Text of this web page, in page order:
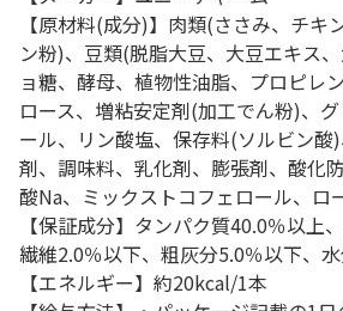
【原材料(成分)】肉類(ささみ、チキ
ン粉)、豆類(脱脂大豆、大豆エキス
ョ糖、酵母、植物性油脂、プロピレ
ロース、増粘安定剤(加工でん粉)、
ール、リン酸塩、保存料(ソルビン
剤、調味料、乳化剤、膨張剤、酸化
酸Na、ミックストコフェロール、ロ
【保証成分】タンパク質40.0％以上
繊維2.0％以下、粗灰分5.0％以下、
【エネルギー】約20kcal/1本